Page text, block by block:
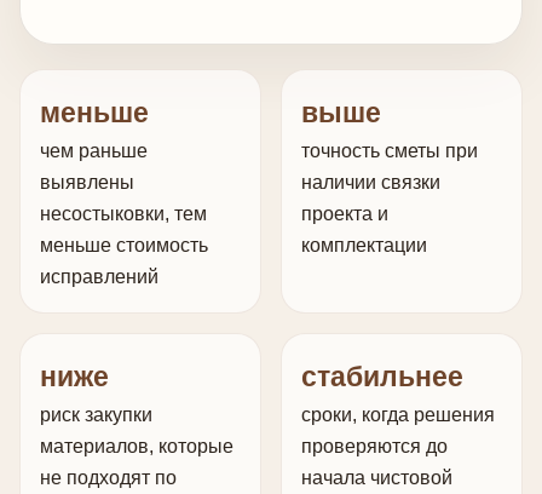
меньше
чем раньше
выявлены
несостыковки, тем
меньше стоимость
исправлений
выше
точность сметы при
наличии связки
проекта и
комплектации
ниже
риск закупки
материалов, которые
не подходят по
стабильнее
сроки, когда решения
проверяются до
начала чистовой